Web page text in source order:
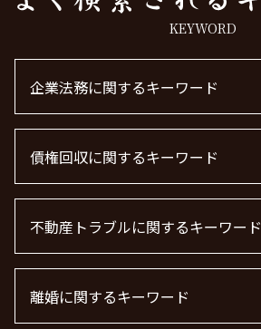
KEYWORD
企業法務に関するキーワード
企業法務とは
顧問弁護士 費用
退職勧奨 言ってはいけない
企業法務
企業法務 弁護士
m&a 弁護士
顧問弁護士 費用 中小企業
債権回収に関するキーワード
弁護士 債権回収 流れ
債権回収 弁護士 費用
債権回収 弁護士 完全成功報酬
債権回収 時効
債権回収 無視
不動産トラブルに関するキーワード
不動産 トラブル 相談 東京都
不動産トラブル
離婚に関するキーワード